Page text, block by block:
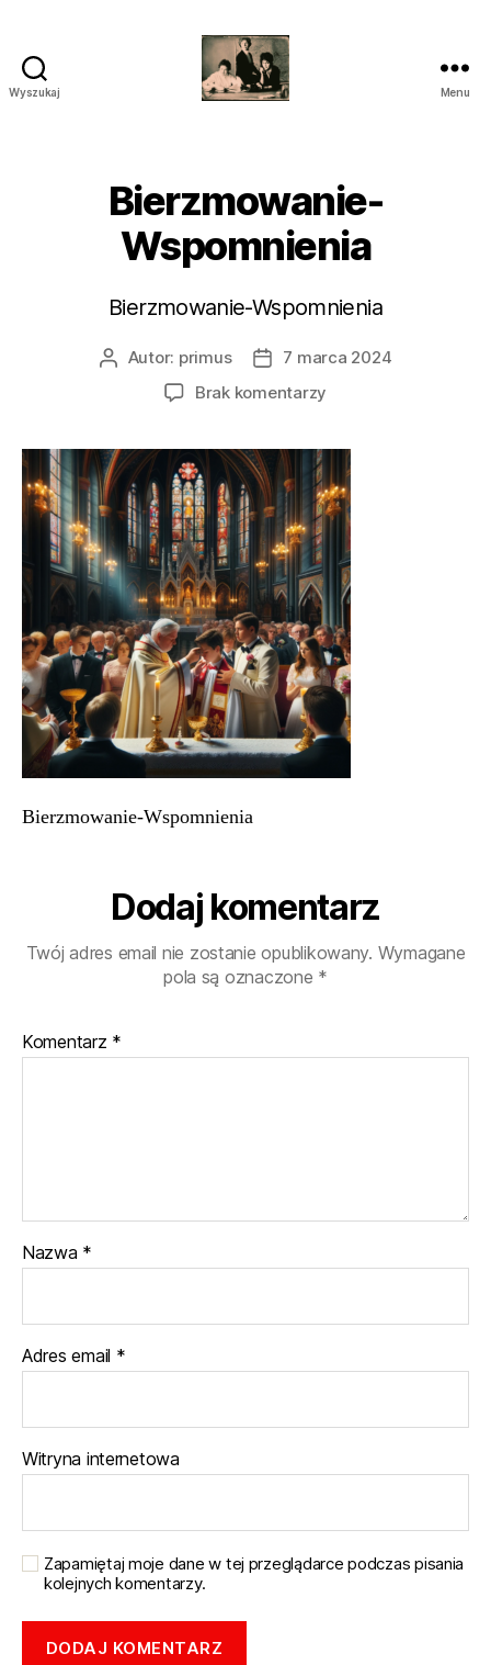
Wyszukaj
śródmieście
piaseczno
Menu
Bierzmowanie-
Wspomnienia
Bierzmowanie-Wspomnienia
AutorAutor: primus
Data
wpisu
7 marca 2024
Brak komentarzy
Bierzmowanie-Wspomnienia
Dodaj komentarz
Twój adres email nie zostanie opublikowany. Wymagane
pola są oznaczone *
Komentarz *
Nazwa *
Adres email *
Witryna internetowa
Zapamiętaj moje dane w tej przeglądarce podczas pisania
kolejnych komentarzy.